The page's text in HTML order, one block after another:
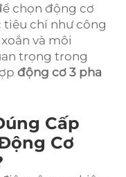
chọn động cơ
tiêu chí như công
và môi
trọng trong
động cơ 3 pha
Cấp
Cơ